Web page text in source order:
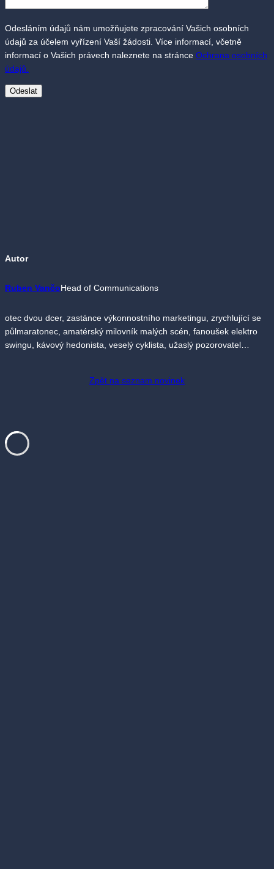
Odesláním údajů nám umožňujete zpracování Vašich osobních
údajů za účelem vyřízení Vaší žádosti. Více informací, včetně
informací o Vašich právech naleznete na stránce Ochrana osobních
údajů.
Autor
Ruben VančoHead of Communications
otec dvou dcer, zastánce výkonnostního marketingu, zrychlující se
půlmaratonec, amatérský milovník malých scén, fanoušek elektro
swingu, kávový hedonista, veselý cyklista, užaslý pozorovatel…
Zpět na seznam novinek